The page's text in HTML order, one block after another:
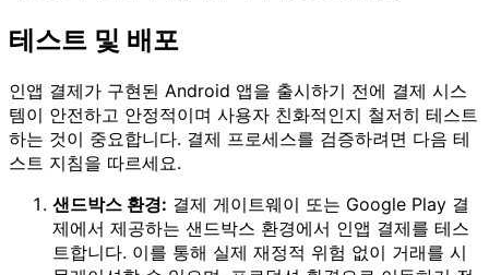
테스트 및 배포
인앱 결제가 구현된 Android 앱을 출시하기 전에 결제 시스
템이 안전하고 안정적이며 사용자 친화적인지 철저히 테스트
하는 것이 중요합니다. 결제 프로세스를 검증하려면 다음 테
스트 지침을 따르세요.
샌드박스 환경: 결제 게이트웨이 또는 Google Play 결
제에서 제공하는 샌드박스 환경에서 인앱 결제를 테스
트합니다. 이를 통해 실제 재정적 위험 없이 거래를 시